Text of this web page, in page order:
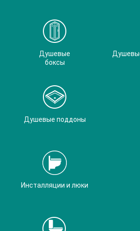
Душевые
боксы
Душевые поддоны
Инсталляции и люки